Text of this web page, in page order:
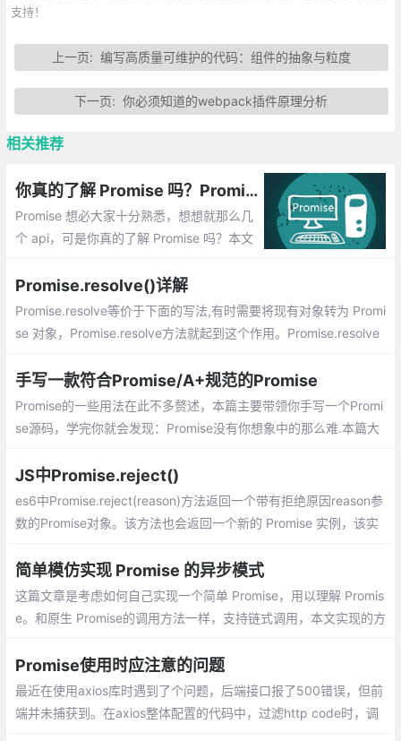
支持！
上一页: 编写高质量可维护的代码：组件的抽象与粒度
下一页:你必须知道的webpack插件原理分析
相关推荐
你真的了解 Promise 吗？Promise 必知必会（十道题）
Promise 想必大家十分熟悉，想想就那么几
个 api，可是你真的了解 Promise 吗？本文
看看你能做对几道。
Promise.resolve()详解
Promise.resolve等价于下面的写法,有时需要将现有对象转为 Promi
se 对象，Promise.resolve方法就起到这个作用。Promise.resolve
受状态（resolve）
手写一款符合Promise/A+规范的Promise
Promise的一些用法在此不多赘述，本篇主要带领你手写一个Promi
se源码，学完你就会发现：Promise没有你想象中的那么难.本篇大
链式调用then、增加catch finally方法、增加all race 等方法、实现
一个promise的延迟对象defer、最终测试
JS中Promise.reject()
es6中Promise.reject(reason)方法返回一个带有拒绝原因reason参
数的Promise对象。该方法也会返回一个新的 Promise 实例，该实
简单模仿实现 Promise 的异步模式
这篇文章是考虑如何自己实现一个简单 Promise，用以理解 Promis
e。和原生 Promise的调用方法一样，支持链式调用，本文实现的方
e，all 方法的实现。
Promise使用时应注意的问题
最近在使用axios库时遇到了个问题，后端接口报了500错误，但前
端并未捕获到。在axios整体配置的代码中，过滤http code时，调